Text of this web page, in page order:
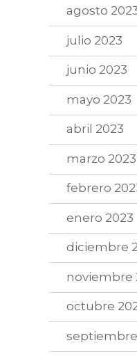
agosto
julio 2023
junio 2023
mayo 2023
abril 2023
marzo 2023
febrero
enero 2023
diciembre
noviembre
octubre
septiembre